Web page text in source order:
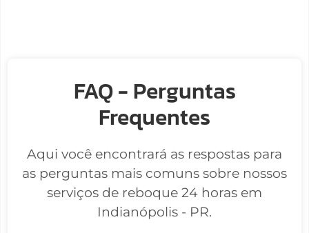
FAQ - Perguntas
Frequentes
Aqui você encontrará as respostas para
as perguntas mais comuns sobre nossos
serviços de reboque 24 horas em
Indianópolis - PR.